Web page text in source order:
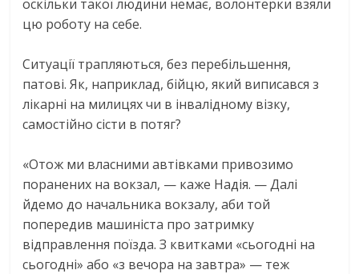
оскільки такої людини немає, волонтерки взяли
цю роботу на себе.
Ситуації трапляються, без перебільшення,
патові. Як, наприклад, бійцю, який виписався з
лікарні на милицях чи в інвалідному візку,
самостійно сісти в потяг?
«Отож ми власними автівками привозимо
поранених на вокзал, — каже Надія. — Далі
йдемо до начальника вокзалу, аби той
попередив машиніста про затримку
відправлення поїзда. З квитками «сьогодні на
сьогодні» або «з вечора на завтра» — теж